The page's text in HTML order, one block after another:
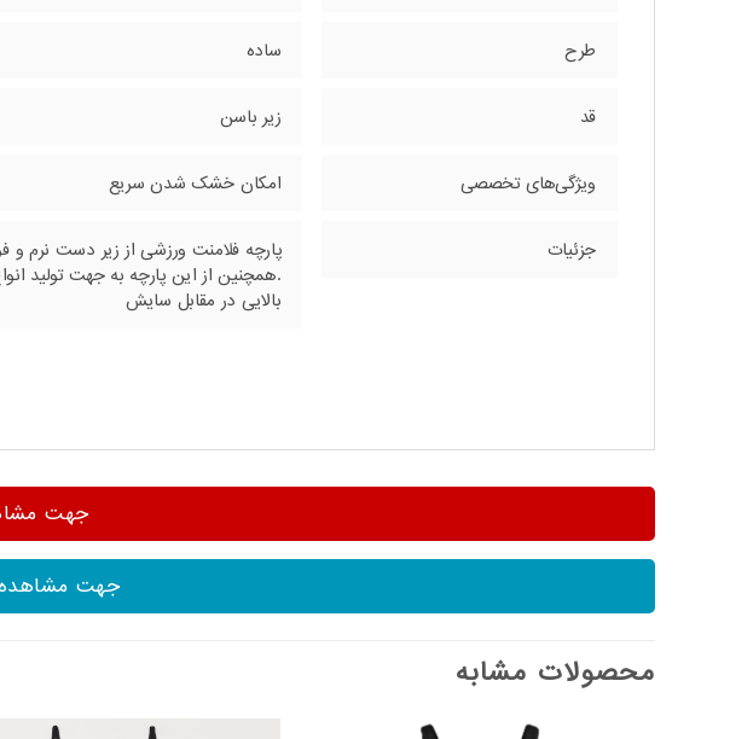
طرح ساده
قد زیر باسن
ویژگی‌های تخصصی امکان خشک شدن سریع
جزئیات
پارچه فلامنت ورزشی از زیر دست نرم
.همچنین از این پارچه به جهت تولید
بالایی در مقابل سایش
جهت
جهت
محصولات مشابه